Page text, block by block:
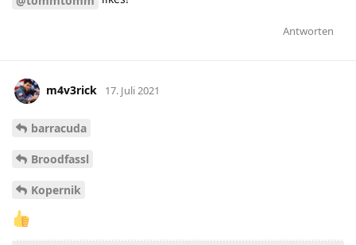
Antworten
m4v3rick 17. Juli 2021
barracuda
Broodfassl
Kopernik